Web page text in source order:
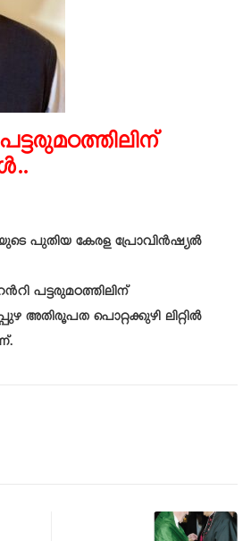
പുതിയ കേരള പ്രോവിൻഷ്യൽ
പട്ടരുമഠത്തിലിന്
അതിരൂപത പൊറ്റക്കുഴി ലിറ്റില്‍